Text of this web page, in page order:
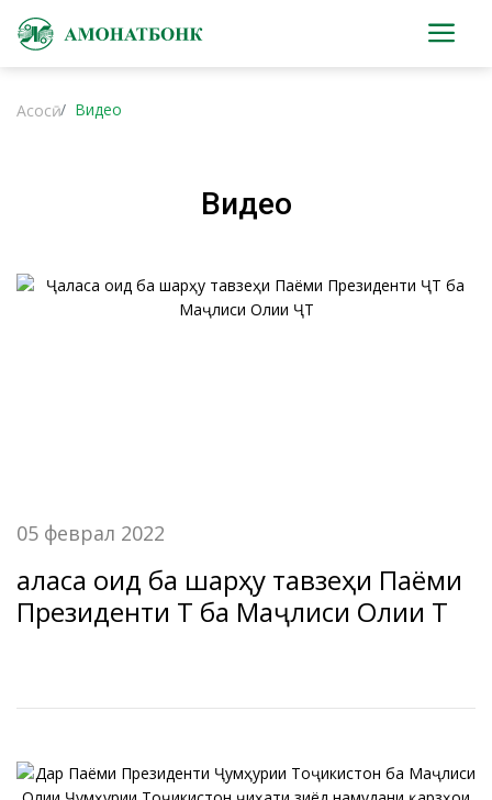
Асосӣ Видео
Видео
05 феврал 2022
Ҷаласа оид ба шарҳу тавзеҳи Паёми
Президенти ҶТ ба Маҷлиси Олии ҶТ